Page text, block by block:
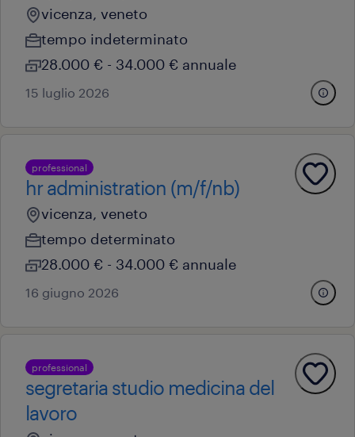
vicenza, veneto
tempo indeterminato
28.000 € - 34.000 € annuale
15 luglio 2026
professional
hr administration (m/f/nb)
vicenza, veneto
tempo determinato
28.000 € - 34.000 € annuale
16 giugno 2026
professional
segretaria studio medicina del
lavoro